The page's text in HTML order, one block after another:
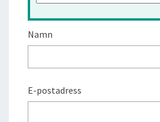
Namn
E-postadress